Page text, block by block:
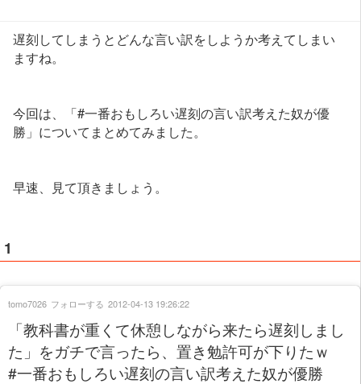
遅刻してしまうとどんな言い訳をしようか考えてしまい
ますね。
今回は、「#一番おもしろい遅刻の言い訳考えた奴が優
勝」についてまとめてみました。
早速、見て頂きましょう。
1
「教科書が重くて休憩しながら来たら遅刻しまし
た」をガチで言ったら、置き勉許可が下りたｗ
#一番おもしろい遅刻の言い訳考えた奴が優勝
tomo7026 フォローする 2012-04-13 19:26:22